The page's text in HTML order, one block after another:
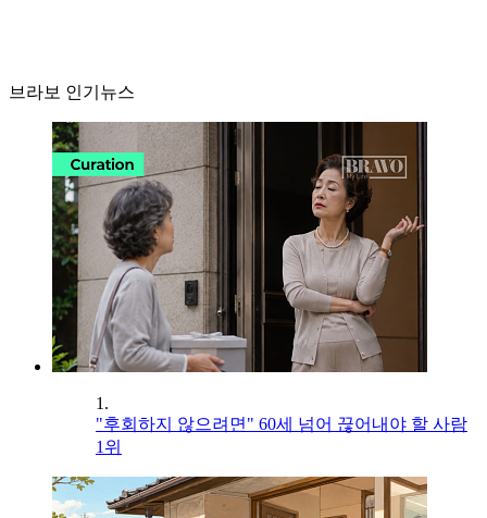
브라보 인기뉴스
1.
"후회하지 않으려면" 60세 넘어 끊어내야 할 사람
1위